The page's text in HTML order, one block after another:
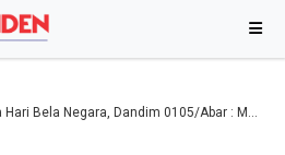
Dandim 0105/Abar : Mari Kita Bersatu Dan Berkontribusi Positif Untuk Indonesia Maju